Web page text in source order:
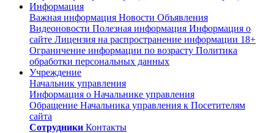
Информация
Важная информация Новости Объявления
Видеоновости Полезная информация Информация о
сайте Лицензия на распространение информации 18+
Ограничение информации по возрасту Политика
обработки персональных данных
Учреждение
Начальник управления
Информация о Начальнике управления
Обращение Начальника управления к Посетителям
сайта
Сотрудники Контакты